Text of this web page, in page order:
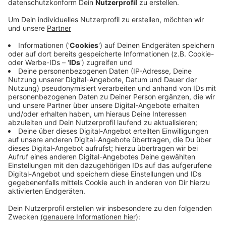
Anzeige
Nicht selten hieße es von der Verwaltung: kurzfristige
Lösungen seien beim Spagat zwischen Energiesparen
und Coronamaßnahmen nicht möglich. Es brauche nicht
nur Zeit, sondern auch Personal, was vorne und hinten
fehle. Der Ratinger Jugendrat hält dagegen und sagt,
dass die Stadt das Personalproblem in den Griff
bekommen müsse, denn sonst schaffe es Ratingen
nicht, klimaneutral zu werden. Der Jugendrat empfiehlt
weitere Maßnahmen beispielsweise zur Senkung der
Emissionen des Straßenverkehrs und zur
Energieeinsparung von städtischen Liegenschaften.